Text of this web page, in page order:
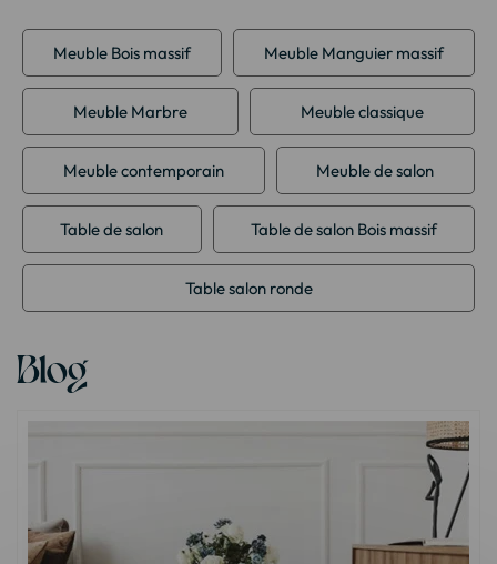
Meuble Bois massif Meuble Manguier massif
Meuble Marbre Meuble classique
Meuble contemporain Meuble de salon
Table de salon Table de salon Bois massif
Table salon ronde
Blog